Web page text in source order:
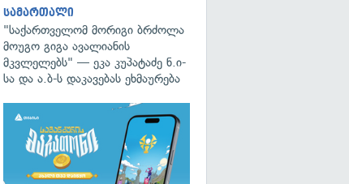
გადახედვა
სამართალი
"საქართველომ მორიგი ბრძოლა
მოუგო გიგა ავალიანის
მკვლელებს" — ეკა კუპატაძე ნ.ი-
სა და ა.ბ-ს დაკავებას ეხმაურება